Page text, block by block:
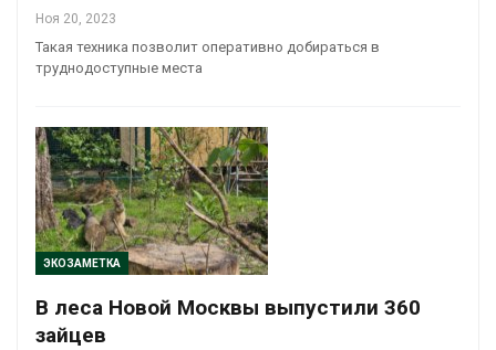
Ноя 20, 2023
Такая техника позволит оперативно добираться в
труднодоступные места
ЭКОЗАМЕТКА
В леса Новой Москвы выпустили 360
зайцев